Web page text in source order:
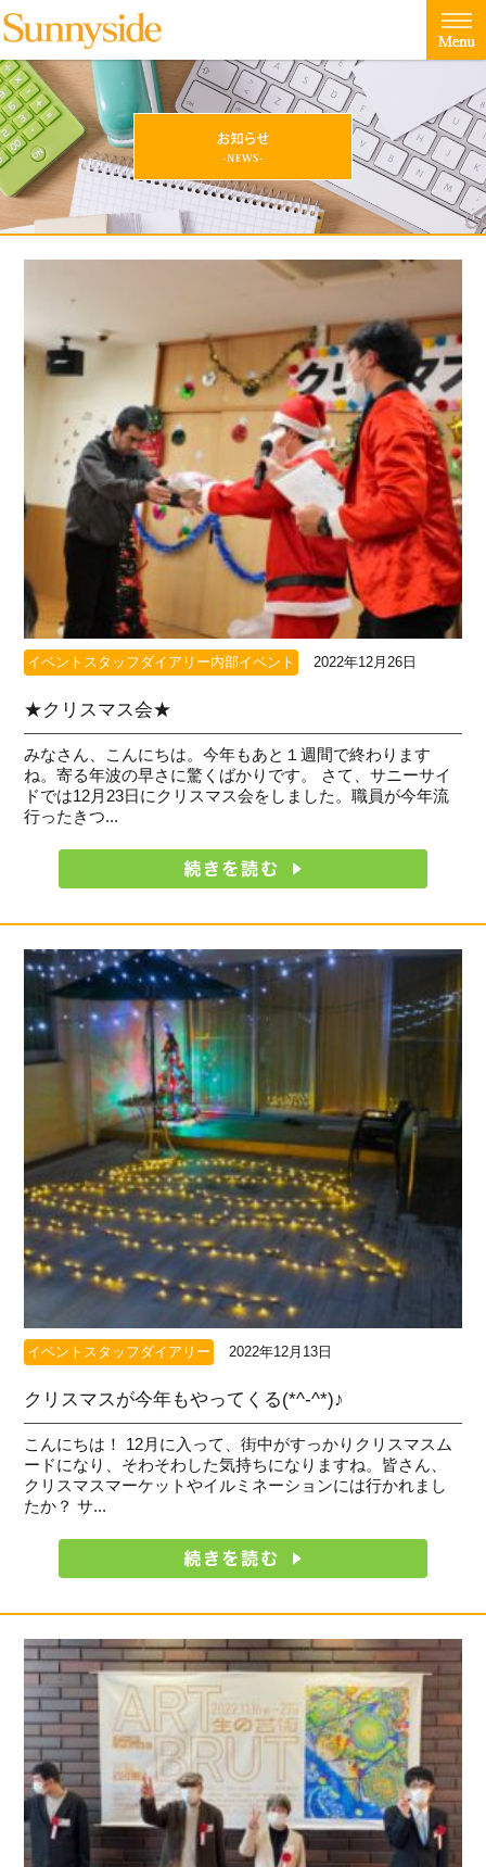
イベントスタッフダイアリー内部イベント 2022年12月26日
★クリスマス会★
みなさん、こんにちは。今年もあと１週間で終わります
ね。寄る年波の早さに驚くばかりです。 さて、サニーサイ
ドでは12月23日にクリスマス会をしました。職員が今年流
行ったきつ...
イベントスタッフダイアリー 2022年12月13日
クリスマスが今年もやってくる(*^-^*)♪
こんにちは！ 12月に入って、街中がすっかりクリスマスム
ードになり、そわそわした気持ちになりますね。皆さん、
クリスマスマーケットやイルミネーションには行かれまし
たか？ サ...